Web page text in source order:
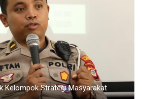
Kelompok Strategi Masyarakat